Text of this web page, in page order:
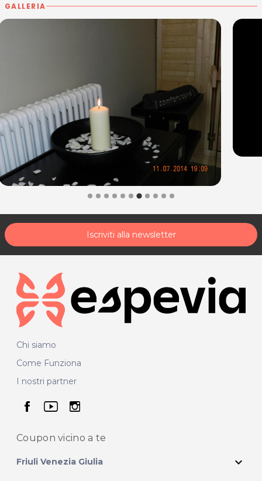
GALLERIA
Iscriviti alla newsletter
Chi siamo
Come Funziona
I nostri partner
seguici su facebook
seguici su youtube
seguici su instagram
Coupon vicino a te
Friuli Venezia Giulia expand_more